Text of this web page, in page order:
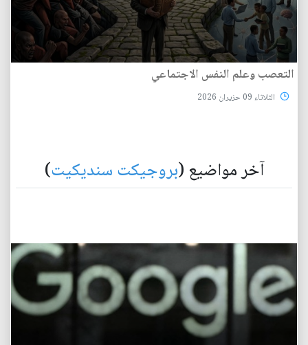
التعصب وعلم النفس الاجتماعي
الثلاثاء 09 حزيران 2026
آخر مواضيع (بروجيكت سنديكيت)